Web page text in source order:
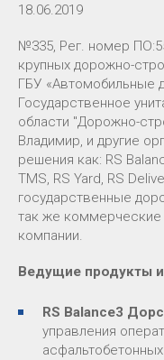
18.06.2019
№335, Рег. номер
крупных дорожно-
ГБУ «Автомобильные
Государственное
области "Дорожно-
Владимир, и другие
решения как: RS
TMS, RS Yard, RS
государственные
так же коммерческие
компании.
Ведущие продукты
RS Balance3
управления